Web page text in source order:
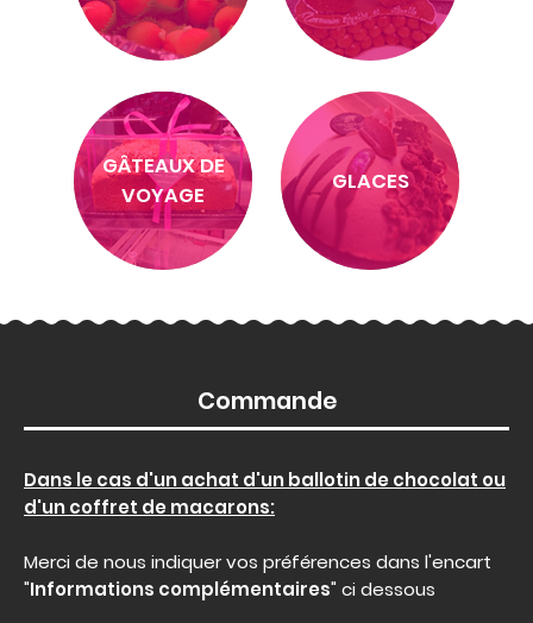
GÂTEAUX DE
VOYAGE
GLACES
Commande
Dans le cas d'un achat d'un ballotin de chocolat ou
d'un coffret de macarons:
Merci de nous indiquer vos préférences dans l'encart
"Informations complémentaires" ci dessous